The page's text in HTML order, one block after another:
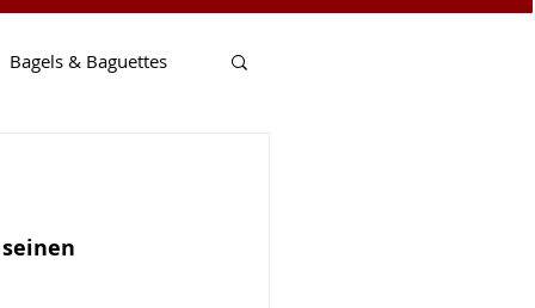
Bagels & Baguettes